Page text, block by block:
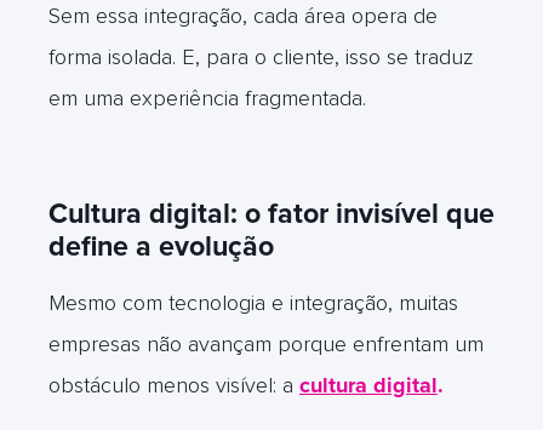
Sem essa integração, cada área opera de
forma isolada. E, para o cliente, isso se traduz
em uma experiência fragmentada.
Cultura digital: o fator invisível que
define a evolução
Mesmo com tecnologia e integração, muitas
empresas não avançam porque enfrentam um
obstáculo menos visível: a cultura digital.